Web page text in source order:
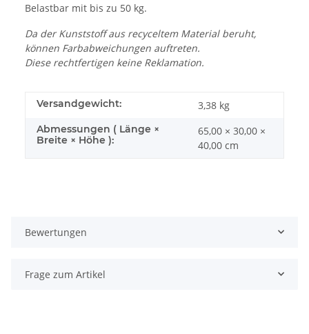
Belastbar mit bis zu 50 kg.
Da der Kunststoff aus recyceltem Material beruht,
können Farbabweichungen auftreten.
Diese rechtfertigen keine Reklamation.
Versandgewicht: 3,38 kg
Abmessungen ( Länge ×
Breite × Höhe ):
65,00 × 30,00 ×
40,00 cm
Bewertungen
Frage zum Artikel